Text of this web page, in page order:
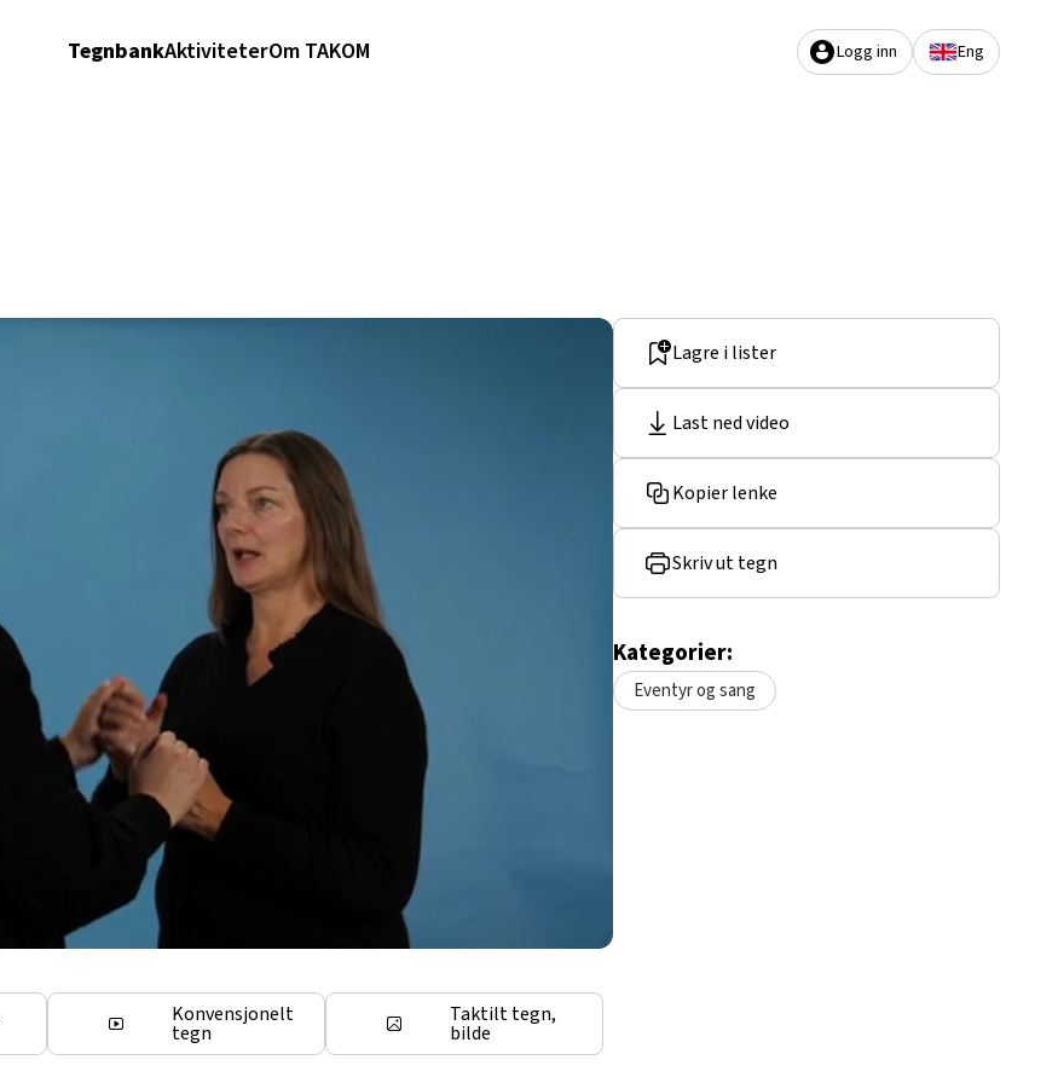
TegnbankAktiviteterOm TAKOM Logg inn Eng
Lagre i lister
Last ned video
Kopier lenke
Skriv ut tegn
Kategorier:
Eventyr og sang
Konvensjonelt
tegn
Taktilt tegn,
bilde